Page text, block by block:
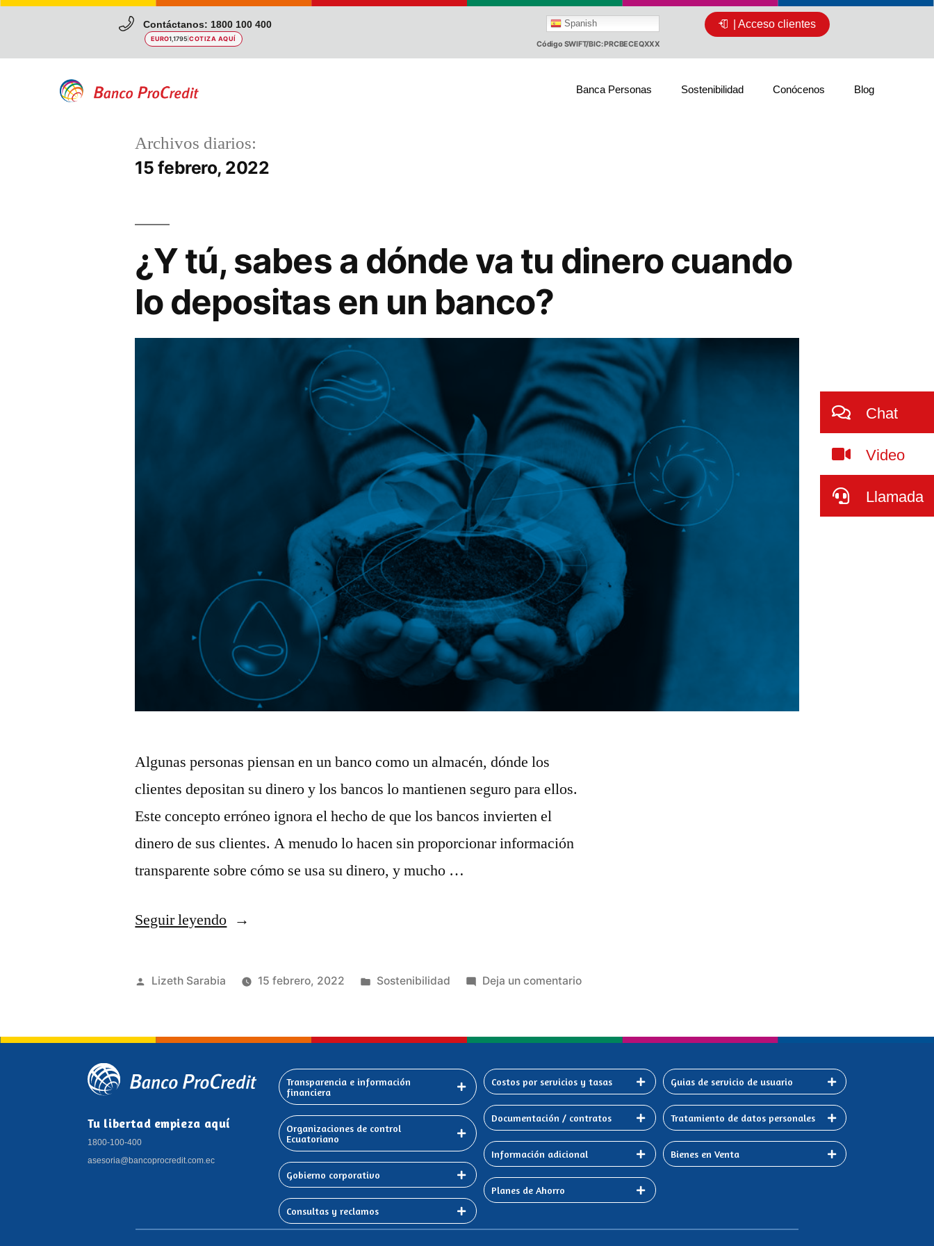
Contáctanos: 1800 100 400
EURO1,1795 |COTIZA AQUÍ
Spanish
Código SWIFT/BIC: PRCBECEQXXX
| Acceso clientes
Banca Personas Sostenibilidad Conócenos Blog
Archivos diarios:
15 febrero, 2022
¿Y tú, sabes a dónde va tu dinero cuando
lo depositas en un banco?
Algunas personas piensan en un banco como un almacén, dónde los
clientes depositan su dinero y los bancos lo mantienen seguro para ellos.
Este concepto erróneo ignora el hecho de que los bancos invierten el
dinero de sus clientes. A menudo lo hacen sin proporcionar información
transparente sobre cómo se usa su dinero, y mucho …
Seguir leyendo
Lizeth Sarabia 15 febrero, 2022 Sostenibilidad Deja un comentario
Tu libertad empieza aquí
1800-100-400
asesoria@bancoprocredit.com.ec
Transparencia e información
financiera
Organizaciones de control
Ecuatoriano
Gobierno corporativo
Consultas y reclamos
Costos por servicios y tasas
Documentación / contratos
Información adicional
Planes de Ahorro
Guias de servicio de usuario
Tratamiento de datos personales
Bienes en Venta
Chat
Video
Llamada